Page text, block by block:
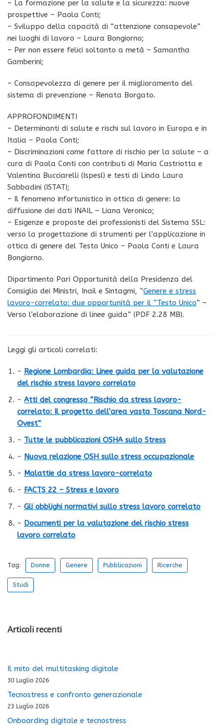
– La formazione per la salute e la sicurezza: nuove
prospettive – Paola Conti;
– Sviluppo della capacità di “attenzione consapevole”
nei luoghi di lavoro – Laura Bongiorno;
– Per non essere felici soltanto a metà – Samantha
Gamberini;
– Consapevolezza di genere per il miglioramento del
sistema di prevenzione – Renata Borgato.
APPROFONDIMENTI
– Determinanti di salute e rischi sul lavoro in Europa e in
Italia – Paola Conti;
– Discriminazioni come fattore di rischio per la salute – a
cura di Paola Conti con contributi di Maria Castriotta e
Valentina Bucciarelli (Ispesl) e testi di Linda Laura
Sabbadini (ISTAT);
– Il fenomeno infortunistico in ottica di genere: la
diffusione dei dati INAIL – Liana Veronico;
– Esigenze e proposte dei professionisti del Sistema SSL:
verso la progettazione di strumenti per l’applicazione in
ottica di genere del Testo Unico – Paola Conti e Laura
Bongiorno.
Dipartimento Pari Opportunità della Presidenza del
Consiglio dei Ministri, Inail e Sintagmi, “Genere e stress
lavoro-correlato: due opportunità per il “Testo Unico” –
Verso l’elaborazione di linee guida” (PDF 2.28 MB).
Leggi gli articoli correlati:
- Regione Lombardia: Linee guida per la valutazione
del rischio stress lavoro correlato
- Atti del congresso “Rischio da stress lavoro-
correlato: Il progetto dell’area vasta Toscana Nord-
Ovest”
- Tutte le pubblicazioni OSHA sullo Stress
- Nuova relazione OSH sullo stress occupazionale
- Malattie da stress lavoro-correlato
- FACTS 22 – Stress e lavoro
- Gli obblighi normativi sullo stress lavoro correlato
- Documenti per la valutazione del rischio stress
lavoro correlato
Tag: Donne Genere Pubblicazioni Ricerche
Studi
Articoli recenti
Il mito del multitasking digitale
30 Luglio 2026
Tecnostress e confronto generazionale
23 Luglio 2026
Onboarding digitale e tecnostress